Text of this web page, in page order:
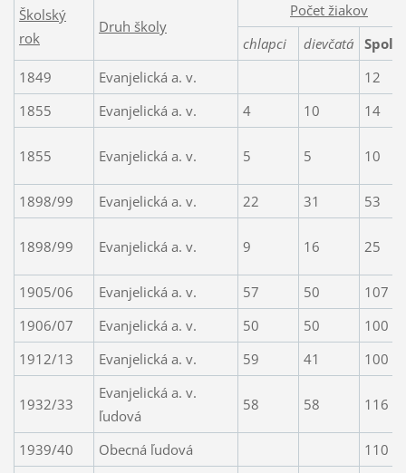
Školský
rok
Druh školy
Počet žiakov
chlapci
dievčatá
Spolu
1849
Evanjelická a. v.
12
1855
Evanjelická a. v. 4 10 14
1855 Evanjelická a. v. 5 5 10
1898/99 Evanjelická a. v. 22 31 53
1898/99 Evanjelická a. v. 9 16 25
1905/06 Evanjelická a. v. 57 50
107
1906/07
Evanjelická a. v. 50 50
100
1912/13
Evanjelická a. v. 59 41 100
1932/33
Evanjelická a. v.
ľudová
58 58 116
1939/40 Obecná ľudová 110